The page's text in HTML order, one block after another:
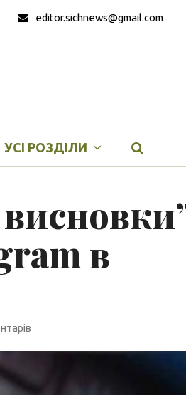
editor.sichnews@gmail.com
УСІ РОЗДІЛИ
в